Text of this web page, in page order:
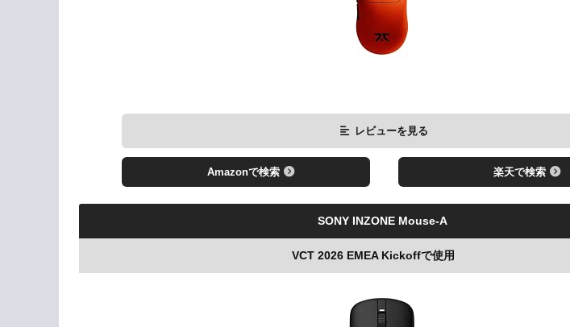
レビューを見る
Amazonで検索 楽天で検索
SONY INZONE Mouse-A
VCT 2026 EMEA Kickoffで使用